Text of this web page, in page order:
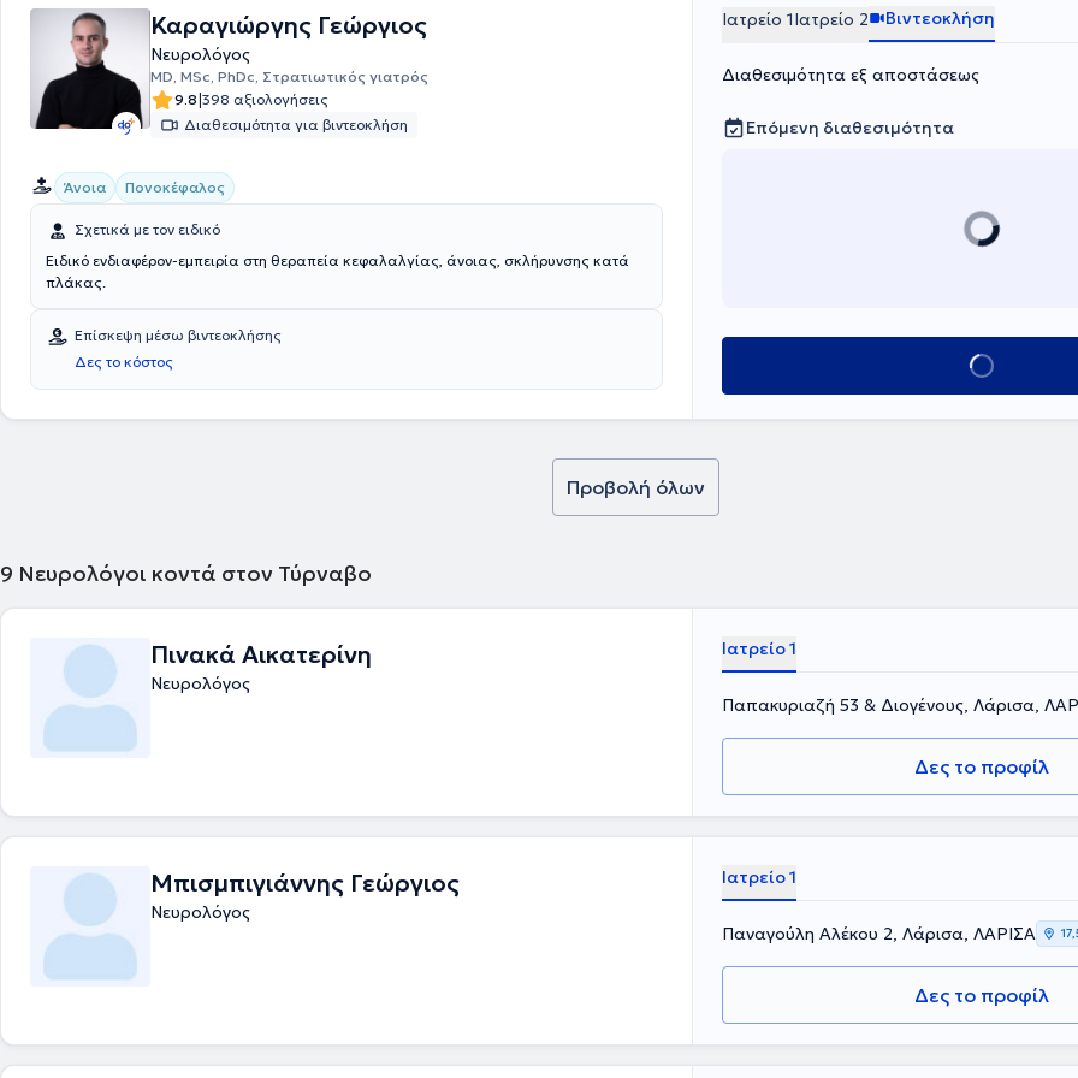
θεραπεία των νευρολογικών παθήσεων, η βελτίωση της ποιότητας ζωής των
ασθενών και η εξυπηρέτηση με σεβασμό στον άνθρωπο.
Καραγιώργης Γεώργιος
Νευρολόγος
MD, MSc, PhDc, Στρατιωτικός γιατρός
9.8|398 αξιολογήσεις
Διαθεσιμότητα για βιντεοκλήση
Άνοια Πονοκέφαλος
Σχετικά με τον ειδικό
Ειδικό ενδιαφέρον-εμπειρία στη θεραπεία κεφαλαλγίας, άνοιας, σκλήρυνσης κατά
πλάκας.
Επίσκεψη μέσω βιντεοκλήσης
Δες το κόστος
Ιατρείο 1Ιατρείο 2 Βιντεοκλήση
Διαθεσιμότητα εξ αποστάσεως
Επόμενη διαθεσιμότητα
Κλείσε ραντεβού
Προβολή όλων
9 Νευρολόγοι κοντά στον Τύρναβο
Πινακά Αικατερίνη
Νευρολόγος
Ιατρείο 1
Παπακυριαζή 53 & Διογένους, Λάρισα,
Δες το προφίλ
Μπισμπιγιάννης Γεώργιος
Νευρολόγος
Ιατρείο 1
Παναγούλη Αλέκου 2, Λάρισα, ΛΑΡΙΣΑ
Δες το προφίλ